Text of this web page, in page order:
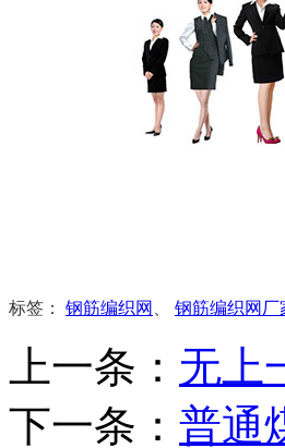
标签： 钢筋编织网 钢筋编织网厂
上一条： 无上
下一条： 普通